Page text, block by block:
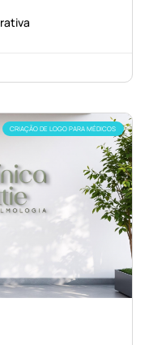
CRIAÇÃO DE LOGO PARA MÉDICOS